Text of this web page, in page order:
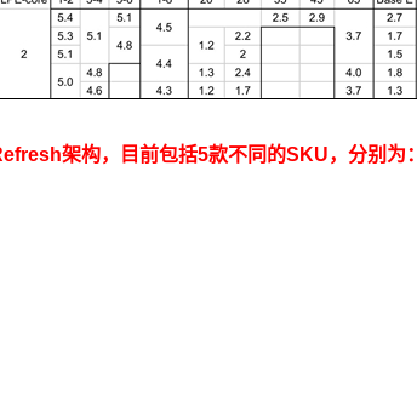
架构，目前包括5款不同的SKU，分别为：